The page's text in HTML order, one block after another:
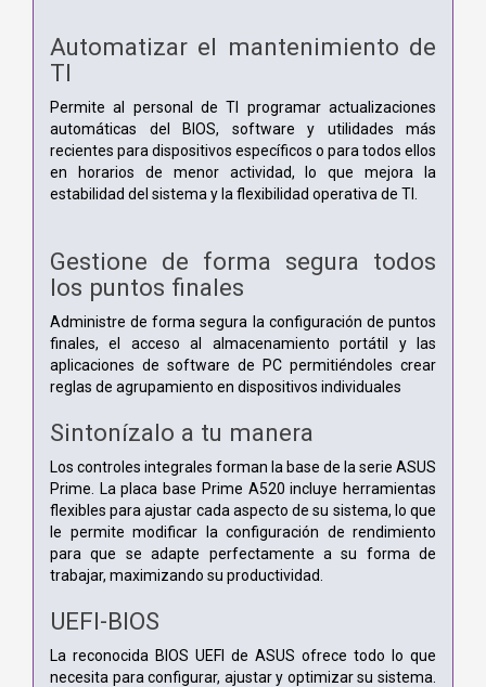
Automatizar el mantenimiento de
TI
Permite al personal de TI programar actualizaciones
automáticas del BIOS, software y utilidades más
recientes para dispositivos específicos o para todos ellos
en horarios de menor actividad, lo que mejora la
estabilidad del sistema y la flexibilidad operativa de TI.
Gestione de forma segura todos
los puntos finales
Administre de forma segura la configuración de puntos
finales, el acceso al almacenamiento portátil y las
aplicaciones de software de PC permitiéndoles crear
reglas de agrupamiento en dispositivos individuales
Sintonízalo a tu manera
Los controles integrales forman la base de la serie ASUS
Prime. La placa base Prime A520 incluye herramientas
flexibles para ajustar cada aspecto de su sistema, lo que
le permite modificar la configuración de rendimiento
para que se adapte perfectamente a su forma de
trabajar, maximizando su productividad.
UEFI-BIOS
La reconocida BIOS UEFI de ASUS ofrece todo lo que
necesita para configurar, ajustar y optimizar su sistema.